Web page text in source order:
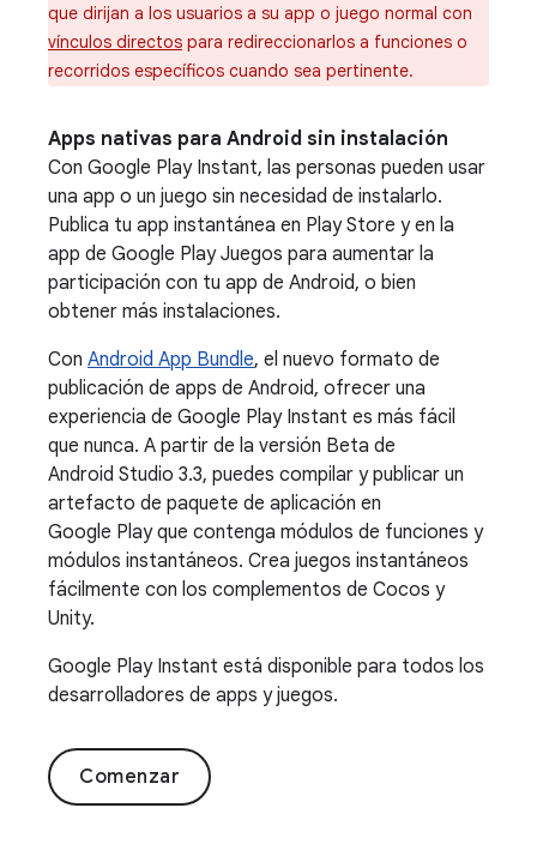
que dirijan a los usuarios a su app o juego normal con
vínculos directos para redireccionarlos a funciones o
recorridos específicos cuando sea pertinente.
Apps nativas para Android sin instalación
Con Google Play Instant, las personas pueden usar
una app o un juego sin necesidad de instalarlo.
Publica tu app instantánea en Play Store y en la
app de Google Play Juegos para aumentar la
participación con tu app de Android, o bien
obtener más instalaciones.
Con Android App Bundle, el nuevo formato de
publicación de apps de Android, ofrecer una
experiencia de Google Play Instant es más fácil
que nunca. A partir de la versión Beta de
Android Studio 3.3, puedes compilar y publicar un
artefacto de paquete de aplicación en
Google Play que contenga módulos de funciones y
módulos instantáneos. Crea juegos instantáneos
fácilmente con los complementos de Cocos y
Unity.
Google Play Instant está disponible para todos los
desarrolladores de apps y juegos.
Comenzar